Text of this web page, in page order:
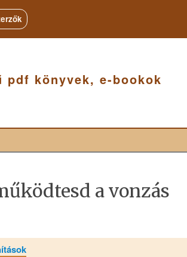
könyvek, e-bookok
a vonzás